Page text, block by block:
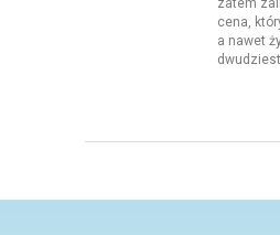
zatem
cena,
a nawet